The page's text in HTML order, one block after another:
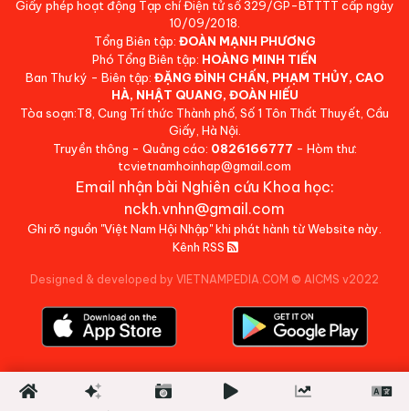
Giấy phép hoạt động Tạp chí Điện tử số 329/GP-BTTTT cấp ngày
10/09/2018.
Tổng Biên tập: ĐOÀN MẠNH PHƯƠNG
Phó Tổng Biên tập: HOÀNG MINH TIẾN
Ban Thư ký - Biên tập: ĐẶNG ĐÌNH CHẤN, PHẠM THỦY, CAO
HÀ, NHẬT QUANG, ĐOÀN HIẾU
Tòa soạn:T8, Cung Trí thức Thành phố, Số 1 Tôn Thất Thuyết, Cầu
Giấy, Hà Nội.
Truyền thông - Quảng cáo: 0826166777 - Hòm thư:
tcvietnamhoinhap@gmail.com
Email nhận bài Nghiên cứu Khoa học:
nckh.vnhn@gmail.com
Ghi rõ nguồn "Việt Nam Hội Nhập" khi phát hành từ Website này.
Kênh RSS
Designed & developed by VIETNAMPEDIA.COM © AICMS v2022